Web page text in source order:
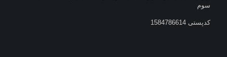
سوم
کدپستی 1584786614